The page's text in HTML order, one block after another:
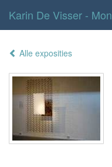
Karin De Visser -
Alle exposities